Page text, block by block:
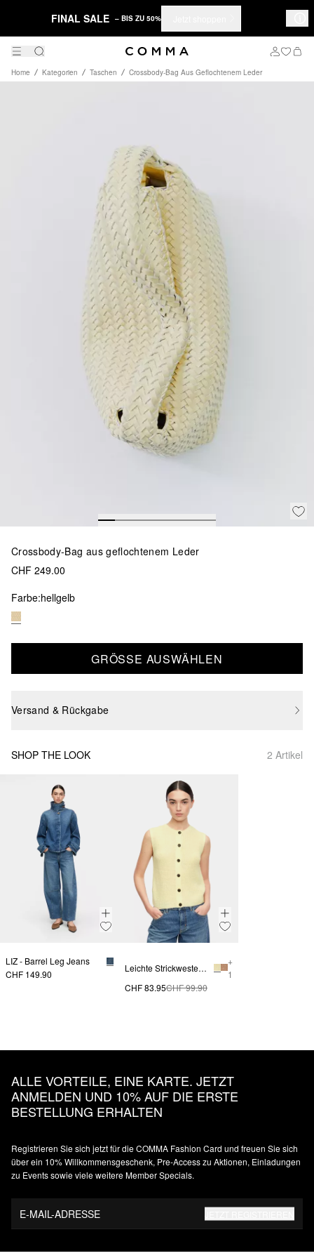
FINAL SALE – BIS ZU 50%
Home Kategorien Taschen Crossbody-Bag Aus Geflochtenem Leder
Crossbody-Bag aus geflochtenem Leder
CHF 249.00
Farbe:hellgelb
GRÖSSE AUSWÄHLEN
Versand & Rückgabe
SHOP THE LOOK 2 Artikel
LIZ - Barrel Leg Jeans
CHF 149.90
Leichte Strickweste aus Alpakamix
+
1
CHF 83.95CHF 99.90
ALLE VORTEILE, EINE KARTE. JETZT
ANMELDEN UND 10% AUF DIE ERSTE
BESTELLUNG ERHALTEN
Registrieren Sie sich jetzt für die COMMA Fashion Card und freuen Sie sich
über ein 10% Willkommensgeschenk, Pre-Access zu Aktionen, Einladungen
zu Events sowie viele weitere Member Specials.
E-MAIL-ADRESSE